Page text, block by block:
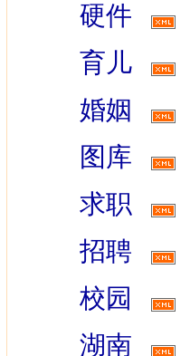
硬件
育儿
婚姻
图库
求职
招聘
校园
湖南